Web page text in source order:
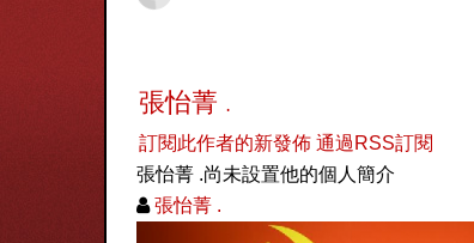
張怡菁 .
訂閱此作者的新發佈 通過RSS訂閱
張怡菁 .尚未設置他的個人簡介
張怡菁 .